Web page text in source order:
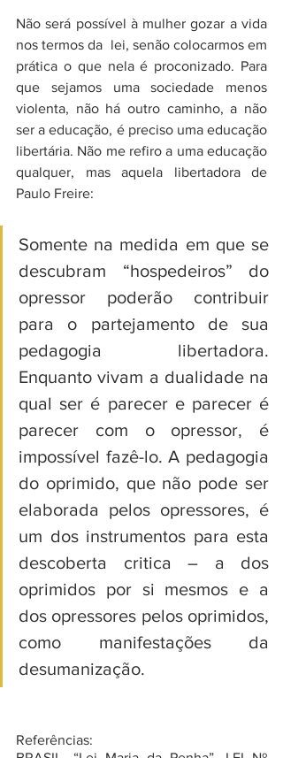
Não será possível à mulher gozar a vida
nos termos da  lei, senão colocarmos em
prática o que nela é proconizado. Para
que sejamos uma sociedade menos
violenta, não há outro caminho, a não
ser a educação, é preciso uma educação
libertária. Não me refiro a uma educação
qualquer, mas aquela libertadora de
Paulo Freire:
Somente na medida em que se
descubram “hospedeiros” do
opressor poderão contribuir
para o partejamento de sua
pedagogia libertadora.
Enquanto vivam a dualidade na
qual ser é parecer e parecer é
parecer com o opressor, é
impossível fazê-lo. A pedagogia
do oprimido, que não pode ser
elaborada pelos opressores, é
um dos instrumentos para esta
descoberta critica – a dos
oprimidos por si mesmos e a
dos opressores pelos oprimidos,
como manifestações da
desumanização.
Referências: